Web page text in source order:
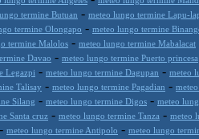
termine Butuan - meteo lungo termine Lapu-
termine Olongapo - meteo lungo termine
termine Malolos - meteo lungo termine Mabalacat
Davao - meteo lungo termine Puerto princesa
Legazpi - meteo lungo termine Dagupan - meteo
Talisay - meteo lungo termine Pagadian -
Silang - meteo lungo termine Digos - meteo
Santa cruz - meteo lungo termine Tanza - meteo
- meteo lungo termine Antipolo - meteo lungo